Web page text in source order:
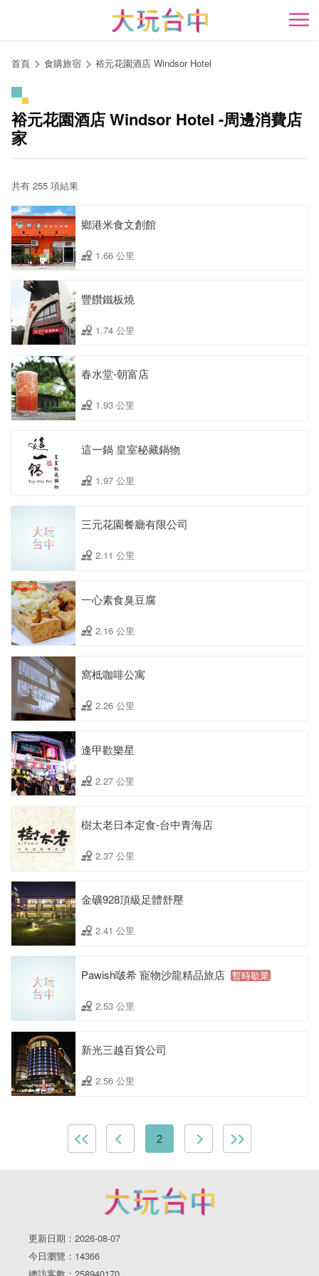
開
首頁 食購旅宿 裕元花園酒店 Windsor Hotel
裕元花園酒店 Windsor Hotel -周邊消費店
家
共有 255 項結果
鄉港米食文創館
1.66 公里
豐饡鐵板燒
1.74 公里
春水堂-朝富店
1.93 公里
這一鍋 皇室秘藏鍋物
1.97 公里
三元花園餐廳有限公司
2.11 公里
一心素食臭豆腐
2.16 公里
窩柢咖啡公寓
2.26 公里
逢甲歡樂星
2.27 公里
樹太老日本定食-台中青海店
2.37 公里
金礦928頂級足體舒壓
2.41 公里
Pawish啵希 寵物沙龍精品旅店 暫時歇業
2.53 公里
新光三越百貨公司
2.56 公里
2
更新日期：2026-08-07
今日瀏覽：14366